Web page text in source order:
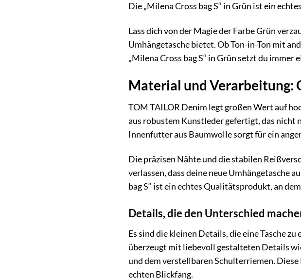
Die „Milena Cross bag S“ in Grün ist ein
Lass dich von der Magie der Farbe Grün
Umhängetasche bietet. Ob Ton-in-Ton mit
„Milena Cross bag S“ in Grün setzt du immer
Material und Verarbeitung:
TOM TAILOR Denim legt großen Wert auf
aus robustem Kunstleder gefertigt, das nicht
Innenfutter aus Baumwolle sorgt für ein
Die präzisen Nähte und die stabilen
verlassen, dass deine neue Umhängetasche
bag S“ ist ein echtes Qualitätsprodukt, an
Details, die den Unterschied
Es sind die kleinen Details, die eine Tasche
überzeugt mit liebevoll gestalteten Details
und dem verstellbaren Schulterriemen.
echten Blickfang.